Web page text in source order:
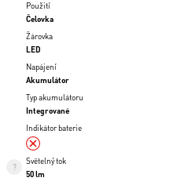
Použití
Čelovka
Žárovka
LED
Napájení
Akumulátor
Typ akumulátoru
Integrované
Indikátor baterie
Světelný tok
50 lm